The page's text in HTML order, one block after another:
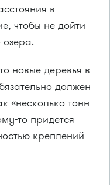
в
чтобы не дойти
новые деревья в
должен
«несколько тонн
то придется
креплений